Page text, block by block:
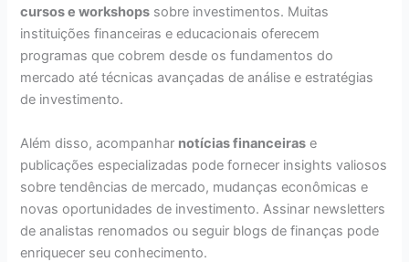
cursos e workshops sobre investimentos. Muitas
instituições financeiras e educacionais oferecem
programas que cobrem desde os fundamentos do
mercado até técnicas avançadas de análise e estratégias
de investimento.
Além disso, acompanhar notícias financeiras e
publicações especializadas pode fornecer insights valiosos
sobre tendências de mercado, mudanças econômicas e
novas oportunidades de investimento. Assinar newsletters
de analistas renomados ou seguir blogs de finanças pode
enriquecer seu conhecimento.